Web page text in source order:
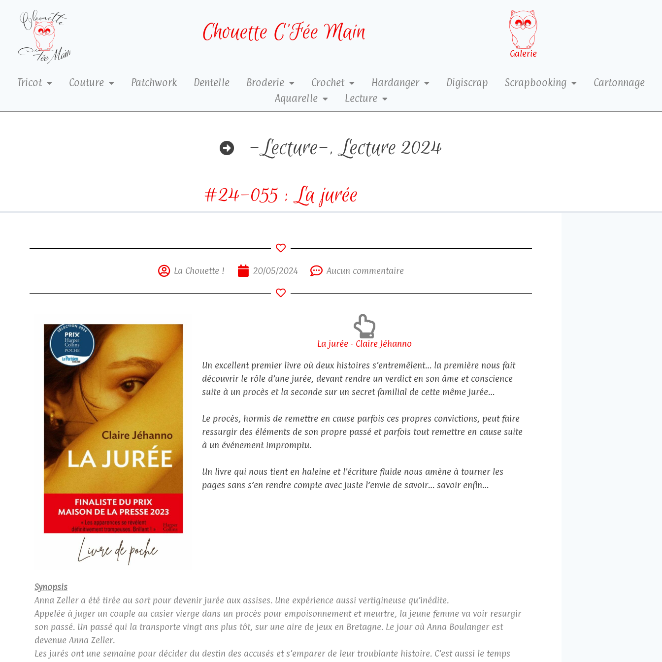
Chouette C’Fée Main
Galerie
Tricot Couture Patchwork Dentelle Broderie Crochet Hardanger Digiscrap Scrapbooking
Cartonnage
Aquarelle
Lecture
-Lecture-,Lecture 2024
#24-055 : La jurée
La Chouette ! 20/05/2024 Aucun commentaire
La jurée - Claire Jéhanno
Un excellent premier livre où deux histoires s’entremêlent… la première nous fait
découvrir le rôle d’une jurée, devant rendre un verdict en son âme et conscience
suite à un procès et la seconde sur un secret familial de cette même jurée…
Le procès, hormis de remettre en cause parfois ces propres convictions, peut faire
ressurgir des éléments de son propre passé et parfois tout remettre en cause suite
à un événement impromptu.
Un livre qui nous tient en haleine et l’écriture fluide nous amène à tourner les
pages sans s’en rendre compte avec juste l’envie de savoir… savoir enfin…
Synopsis
Anna Zeller a été tirée au sort pour devenir jurée aux assises. Une expérience aussi vertigineuse qu’inédite.
Appelée à juger un couple au casier vierge dans un procès pour empoisonnement et meurtre, la jeune femme va voir resurgir
son passé. Un passé qui la transporte vingt ans plus tôt, sur une aire de jeux en Bretagne. Le jour où Anna Boulanger est
devenue Anna Zeller.
Les jurés ont une semaine pour décider du destin des accusés et s’emparer de leur troublante histoire. C’est aussi le temps